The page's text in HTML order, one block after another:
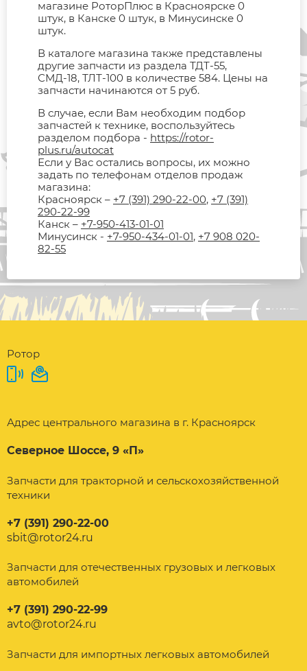
магазине РоторПлюс в Красноярске 0
штук, в Канске 0 штук, в Минусинске 0
штук.
В каталоге магазина также представлены
другие запчасти из раздела ТДТ-55,
СМД-18, ТЛТ-100 в количестве 584. Цены на
запчасти начинаются от 5 руб.
В случае, если Вам необходим подбор
запчастей к технике, воспользуйтесь
разделом подбора - https://rotor-
plus.ru/autocat
Если у Вас остались вопросы, их можно
задать по телефонам отделов продаж
магазина:
Красноярск – +7 (391) 290-22-00, +7 (391)
290-22-99
Канск – +7-950-413-01-01
Минусинск - +7-950-434-01-01, +7 908 020-
82-55
Ротор
Адрес центрального магазина в г. Красноярск
Северное Шоссе, 9 «П»
Запчасти для тракторной и сельскохозяйственной
техники
+7 (391) 290-22-00
sbit@rotor24.ru
Запчасти для отечественных грузовых и легковых
автомобилей
+7 (391) 290-22-99
avto@rotor24.ru
Запчасти для импортных легковых автомобилей